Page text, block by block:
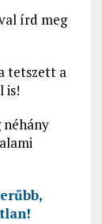
írd meg
tetszett a
is!
néhány